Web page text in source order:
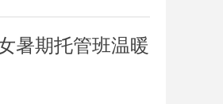
暑期托管班温暖